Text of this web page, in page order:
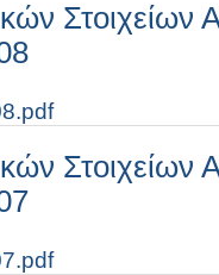
Στοιχείων
Στοιχείων